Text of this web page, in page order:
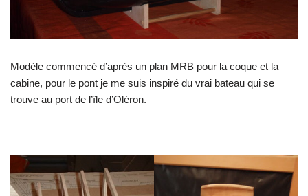
Modèle commencé d’après un plan MRB pour la coque et la
cabine, pour le pont je me suis inspiré du vrai bateau qui se
trouve au port de l’île d’Oléron.